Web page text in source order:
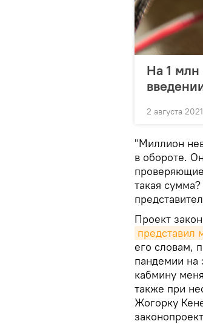
На 1 млн
2 августа
"Миллион
в обороте.
такая
Проект
представил
его словам,
пандемии на
кабмину
также при
Жогорку